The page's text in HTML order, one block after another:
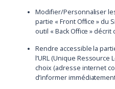
Modifier/Personnaliser
partie « Front Office » du
outil « Back Office » décrit
Rendre accessible la
l’URL (Unique Ressource
choix (adresse internet
d’informer